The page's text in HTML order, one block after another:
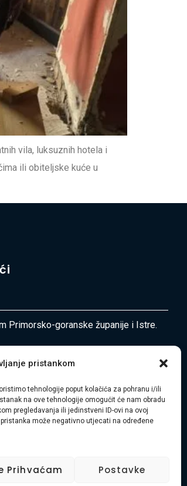
pristankom
tehnologije poput kolačića za pohranu i/ili
na ove tehnologije omogućit će nam obradu
pregledavanja ili jedinstveni ID-ovi na ovoj
može negativno utjecati na određene
Prihvaćam Postavke
vila, luksuznih hotela i
ili obiteljske kuće u
Primorsko-goranske županije i Istre.